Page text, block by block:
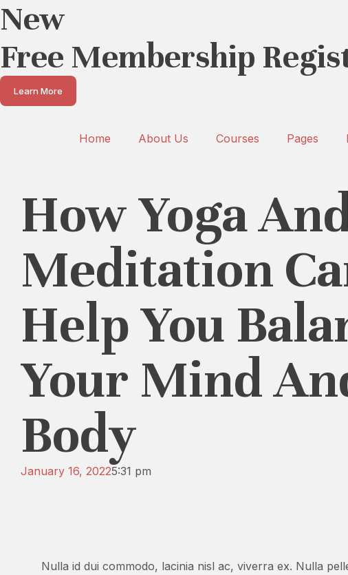
New
Free Membership
Learn More
Home About Us Courses Pages
How Yoga
Meditation
Help You
Your Mind
Body
January 16, 20225:31 pm
Nulla id dui commodo, lacinia nisl ac, viverra ex. Nulla